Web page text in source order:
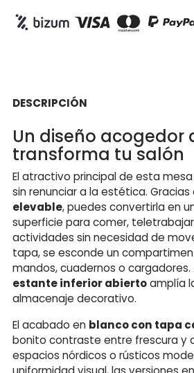
DESCRIPCIÓN
Un diseño acogedor
transforma tu salón
El atractivo principal de esta
sin renunciar a la estética. Gracias
elevable, puedes convertirla en
superficie para comer,
actividades sin necesidad de
tapa, se esconde un
mandos, cuadernos o cargadores.
estante inferior abiertoamplía
almacenaje decorativo.
El acabado en blanco con tapa
bonito contraste entre frescura y
espacios nórdicos o rústicos